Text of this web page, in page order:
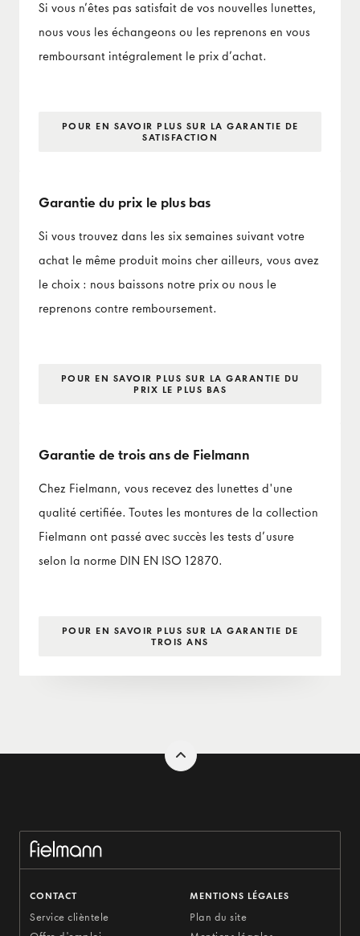
Si vous n’êtes pas satisfait de vos nouvelles lunettes,
nous vous les échangeons ou les reprenons en vous
remboursant intégralement le prix d’achat.
POUR EN SAVOIR PLUS SUR LA GARANTIE DE
SATISFACTION
Garantie du prix le plus bas
Si vous trouvez dans les six semaines suivant votre
achat le même produit moins cher ailleurs, vous avez
le choix : nous baissons notre prix ou nous le
reprenons contre remboursement.
POUR EN SAVOIR PLUS SUR LA GARANTIE DU
PRIX LE PLUS BAS
Garantie de trois ans de Fielmann
Chez Fielmann, vous recevez des lunettes d'une
qualité certifiée. Toutes les montures de la collection
Fielmann ont passé avec succès les tests d’usure
selon la norme DIN EN ISO 12870.
POUR EN SAVOIR PLUS SUR LA GARANTIE DE
TROIS ANS
CONTACT
Service clièntele
MENTIONS LÉGALES
Plan du site